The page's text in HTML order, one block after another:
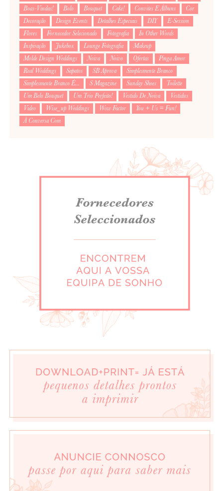
Boas-Vindas!
Bolo Bouquet Cake! Convites E Álbuns
Cor
Decoração
Design Events Detalhes Especiais DIY
E-Session
Flores
Fornecedor Selecionado Fotografia
In Other Words
Inspiração
Jukebox Lounge Fotografia
Makeup
Molde Design Weddings
Noiva Noivo Ofertas
Pinga Amor
Real Weddings
Sapatos SB Aprova
Simplesmente Branco
Simplesmente Branco É...
S Magazine Sunday Shoes
Toilette
Um Belo Bouquet
Um Trio Perfeito! Vestido De Noiva
Vestidus
Video
Wise_up Weddings Wow Factor
You + Us = Fun!
À Conversa Com